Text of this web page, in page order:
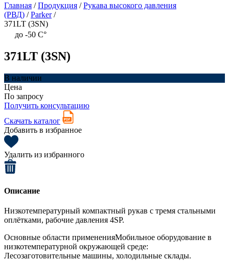
Главная /Продукция /Рукава высокого давления
(РВД) /Parker/
371LT (3SN)
до -50 C°
371LT (3SN)
В наличии
Цена
По запросу
Получить консультацию
Скачать каталог
Добавить в избранное
Удалить из избранного
Описание
Низкотемпературный компактный рукав с тремя стальными
оплётками, рабочие давления 4SP.
Основные области примененияМобильное оборудование в
низкотемпературной окружающей среде:
Лесозаготовительные машины, холодильные склады.